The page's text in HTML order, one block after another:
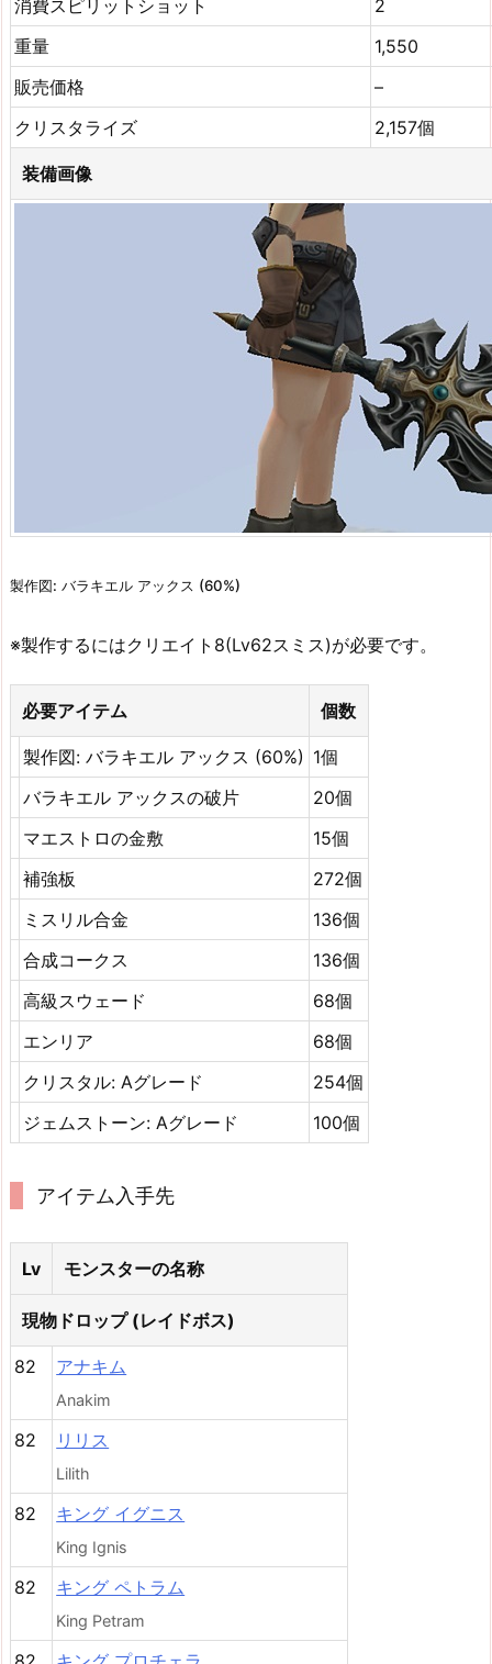
消費スピリットショット
2
重量
1,550
販売価格
–
クリスタライズ
2,157個
装備画像
製作図: バラキエル アックス (60%)
※製作するにはクリエイト8(Lv62スミス)が必要です。
必要アイテム 個数
製作図: バラキエル アックス (60%) 1個
バラキエル アックスの破片
20個
マエストロの金敷
15個
補強板
272個
ミスリル合金
136個
合成コークス
136個
高級スウェード
68個
エンリア
68個
クリスタル: Aグレード
254個
ジェムストーン: Aグレード
100個
アイテム入手先
Lv モンスターの名称
現物ドロップ (レイドボス)
82 アナキム
Anakim
82 リリス
Lilith
82 キング イグニス
King Ignis
82 キング ペトラム
King Petram